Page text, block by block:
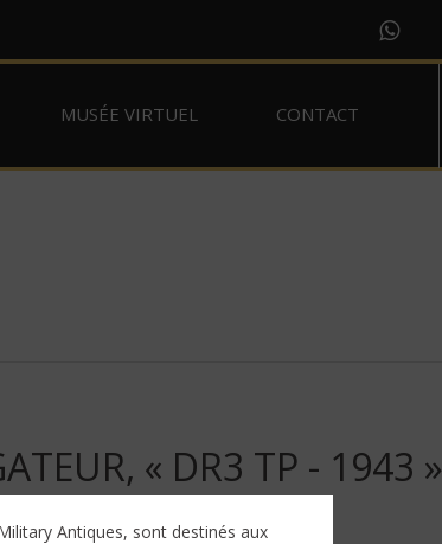
MUSÉE VIRTUEL CONTACT
« DR3 TP - 1943 »
Antiques, sont destinés aux